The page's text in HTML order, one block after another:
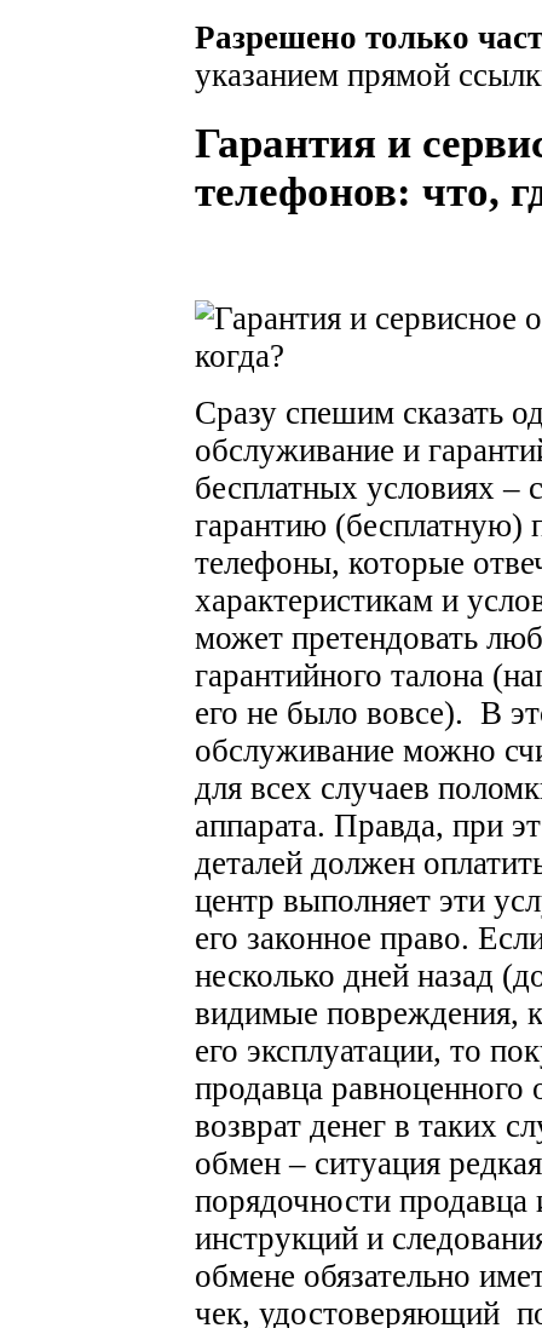
Разрешено только
указанием прямой
Гарантия и
телефонов: что,
Сразу спешим сказать
обслуживание и
бесплатных условиях
гарантию (бесплатную)
телефоны, которые
характеристикам и
может претендовать
гарантийного талона
его не было вовсе). В
обслуживание можно
для всех случаев
аппарата. Правда, при
деталей должен
центр выполняет эти
его законное право.
несколько дней назад
видимые повреждения,
его эксплуатации, то
продавца равноценного
возврат денег в таких
обмен – ситуация
порядочности
инструкций и
обмене обязательно
чек, удостоверяющий